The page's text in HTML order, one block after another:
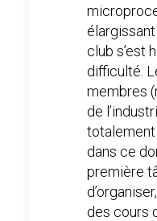
club s’est
difficulté.
membres
de
dans ce
première
des cours